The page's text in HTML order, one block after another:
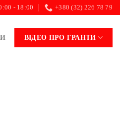
- 18:00 +380 (32) 226 78 79
ВІДЕО ПРО ГРАНТИ